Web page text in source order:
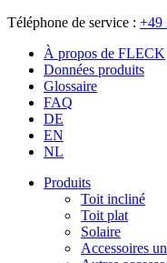
Téléphone de service : +49
À propos de FLECK
Données produits
Glossaire
FAQ
DE
EN
NL
Produits
Toit incliné
Toit plat
Solaire
Accessoires